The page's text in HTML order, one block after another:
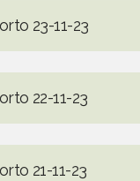
23-11-23
22-11-23
21-11-23